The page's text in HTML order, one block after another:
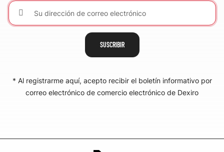
SUSCRIBIR
* Al registrarme aquí, acepto recibir el boletín informativo por
correo electrónico de comercio electrónico de Dexiro